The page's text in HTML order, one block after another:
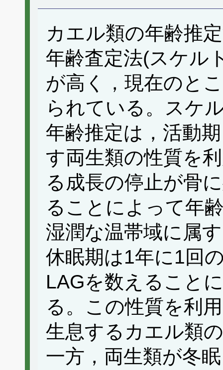
カエル類の年齢推
年齢査定法(スケル
が高く，現在のと
られている。スケ
年齢推定は，活動
す両生類の性質を
る成長の停止が骨
ることによって年
湿潤な温帯域に属
休眠期は1年に1回
LAGを数えること
る。この性質を利
生息するカエル類
一方，両生類が冬